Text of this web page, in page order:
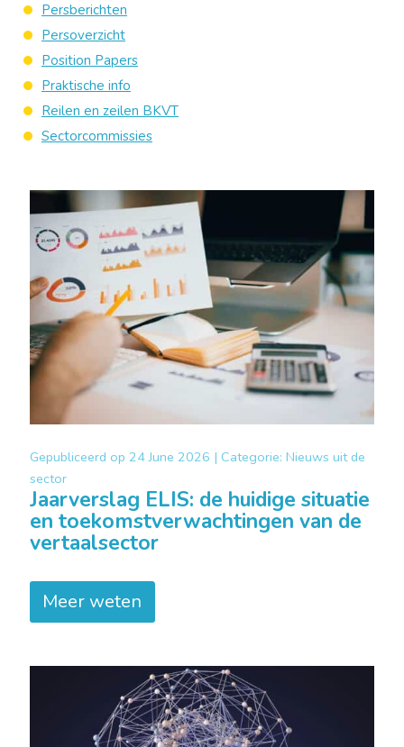
Gepubliceerd op 24 June 2026 | Categorie: Nieuws uit de
sector
Jaarverslag ELIS: de huidige situatie
en toekomstverwachtingen van de
vertaalsector
Meer weten
Persberichten
Persoverzicht
Position Papers
Praktische info
Reilen en zeilen BKVT
Sectorcommissies